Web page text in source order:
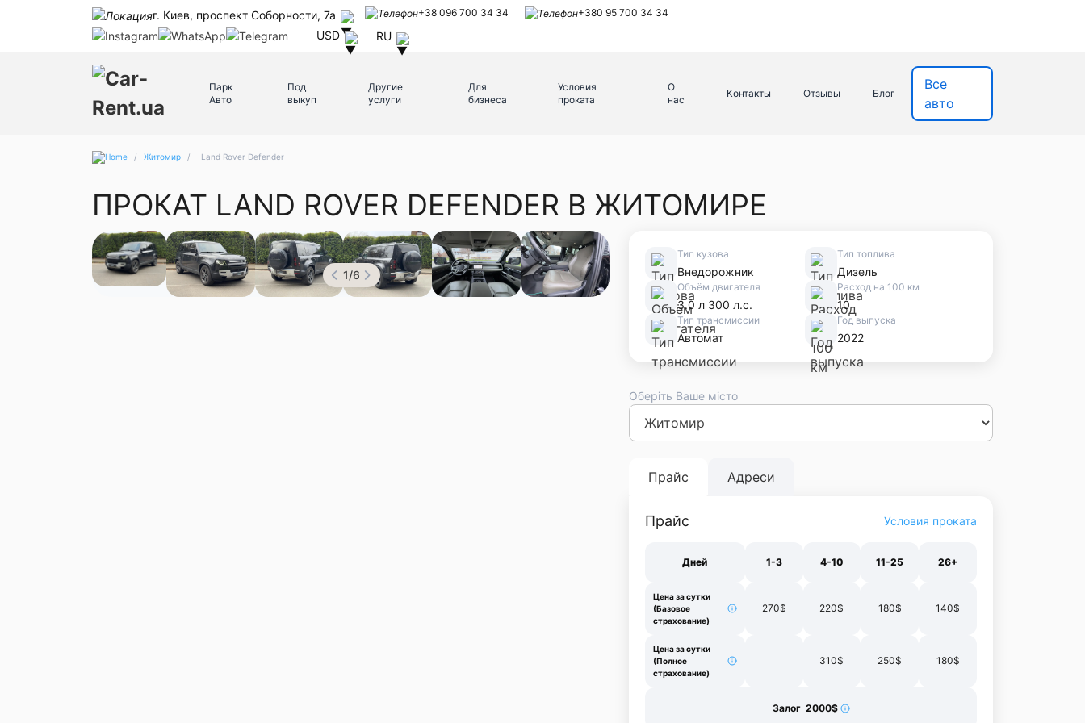
г. Киев, проспект Соборности, 7а +38 096 700 34 34 +380 95 700 34 34
USD RU
Парк
Авто
Под
выкуп
Другие
услуги
Для
бизнеса
Условия
проката
О
нас
Контакты Отзывы Блог
Все
авто
/ Житомир / Land Rover Defender
ПРОКАТ LAND ROVER DEFENDER В ЖИТОМИРЕ
1/6
Тип кузова
Внедорожник
Тип топлива
Дизель
Объём двигателя
3.0 л 300 л.с.
Расход на 100 км
10
Тип трансмиссии
Автомат
Год выпуска
2022
Оберіть Ваше місто
КиевЛьвовОдесса
ФранковскТернополь
Прайс Адреси
Прайс Условия проката
Дней 1-3 4-10 11-25 26+
Цена за сутки
(Базовое
страхование)
270$ 220$ 180$ 140$
Цена за сутки
(Полное
страхование)
310$ 250$ 180$
Залог 2000$